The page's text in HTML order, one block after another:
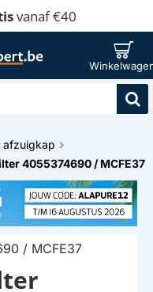
vanaf €40
afzuigkap
4055374690 / MCFE37